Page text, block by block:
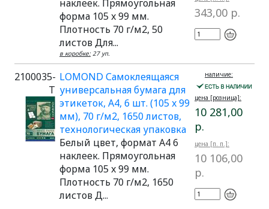
наклеек. Прямоугольная
форма 105 x 99 мм.
Плотность 70 г/м2, 50
листов Для...
в коробке: 27 уп.
343,00 р.
2100035-
T
LOMOND Самоклеящаяся
универсальная бумага для
этикеток, A4, 6 шт. (105 x 99
мм), 70 г/м2, 1650 листов,
технологическая упаковка
Белый цвет, формат A4 6
наклеек. Прямоугольная
форма 105 x 99 мм.
Плотность 70 г/м2, 1650
листов Д...
наличие:
цена [розница]:
10 281,00
р.
цена [п. п.]:
10 106,00
р.